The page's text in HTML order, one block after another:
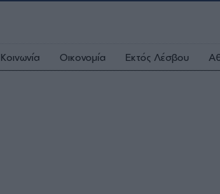
Κοινωνία Οικονομία Εκτός Λέσβου